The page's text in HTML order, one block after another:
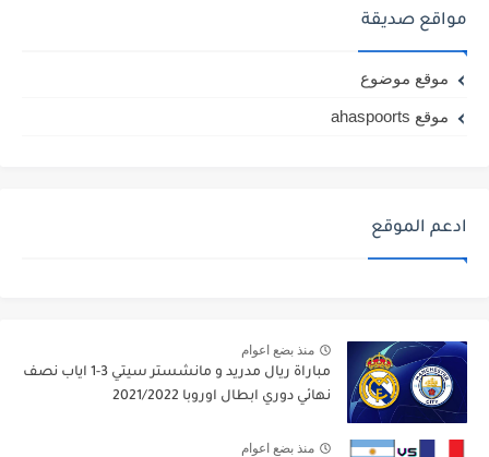
مواقع صديقة
موقع موضوع
موقع ahaspoorts
ادعم الموقع
منذ بضع اعوام
مباراة ريال مدريد و مانشستر سيتي 3-1 اياب نصف
نهائي دوري ابطال اوروبا 2021/2022
منذ بضع اعوام